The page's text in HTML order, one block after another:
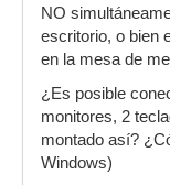
NO
escritorio, o bien
en la mesa de
¿Es posible
monitores, 2
montado así?
Windows)